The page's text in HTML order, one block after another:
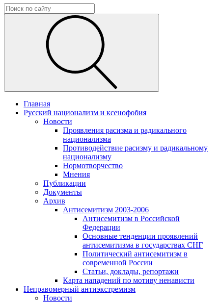
Главная
Русский национализм и ксенофобия
Новости
Проявления расизма и радикального
национализма
Противодействие расизму и радикальному
национализму
Нормотворчество
Мнения
Публикации
Документы
Архив
Антисемитизм 2003-2006
Антисемитизм в Российской
Федерации
Основные тенденции проявлений
антисемитизма в государствах СНГ
Политический антисемитизм в
современной России
Статьи, доклады, репортажи
Карта нападений по мотиву ненависти
Неправомерный антиэкстремизм
Новости